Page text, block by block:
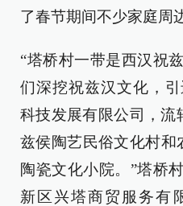
了春节期间不少家庭周
“塔桥村一带是西汉祝
们深挖祝兹汉文化，
科技发展有限公司，流
兹侯陶艺民俗文化村和
陶瓷文化小院。”塔桥
新区兴塔商贸服务有